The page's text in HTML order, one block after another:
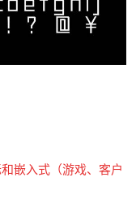
嵌入式（游戏、客户